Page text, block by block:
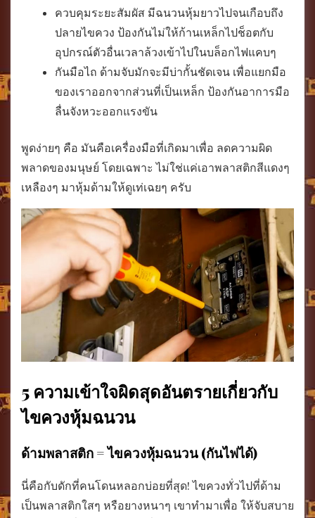
ควบคุมระยะสัมผัส มีฉนวนหุ้มยาวไปจนเกือบถึง
ปลายไขควง ป้องกันไม่ให้ก้านเหล็กไปช็อตกับ
อุปกรณ์ตัวอื่นเวลาล้วงเข้าไปในบล็อกไฟแคบๆ
กันมือไถ ด้ามจับมักจะมีบ่ากั้นชัดเจน เพื่อแยกมือ
ของเราออกจากส่วนที่เป็นเหล็ก ป้องกันอาการมือ
ลื่นจังหวะออกแรงขัน
พูดง่ายๆ คือ มันคือเครื่องมือที่เกิดมาเพื่อ ลดความผิด
พลาดของมนุษย์ โดยเฉพาะ ไม่ใช่แค่เอาพลาสติกสีแดงๆ
เหลืองๆ มาหุ้มด้ามให้ดูเท่เฉยๆ ครับ
5 ความเข้าใจผิดสุดอันตรายเกี่ยวกับ
ไขควงหุ้มฉนวน
ด้ามพลาสติก = ไขควงหุ้มฉนวน (กันไฟได้)
นี่คือกับดักที่คนโดนหลอกบ่อยที่สุด! ไขควงทั่วไปที่ด้าม
เป็นพลาสติกใสๆ หรือยางหนาๆ เขาทำมาเพื่อ ให้จับสบาย